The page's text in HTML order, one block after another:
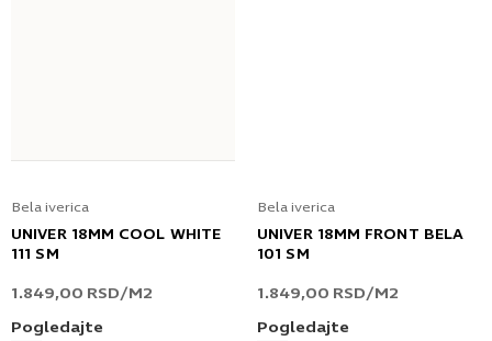
Bela iverica
UNIVER 18MM COOL WHITE
111 SM
1.849,00 RSD/M2
Pogledajte
Bela iverica
UNIVER 18MM FRONT BELA
101 SM
1.849,00 RSD/M2
Pogledajte